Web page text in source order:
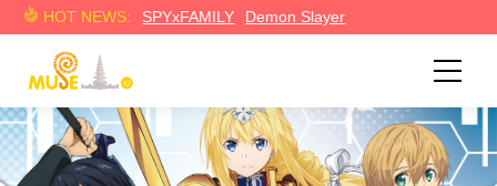
HOT NEWS: SPYxFAMILY Demon Slayer
“Kore wa, gēmudeatte mo asobide wanai (Walaupun ini
sebuah gim, kami tak bermain-main).” Restoran dengan Tema
－Sword Art Online－Telah Dibuka!